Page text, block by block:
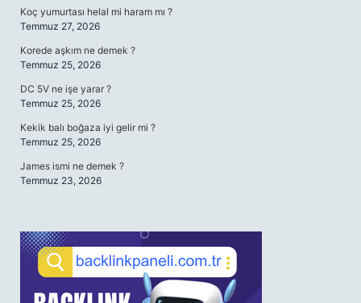
Koç yumurtası helal mi haram mı ?
Temmuz 27, 2026
Korede aşkım ne demek ?
Temmuz 25, 2026
DC 5V ne işe yarar ?
Temmuz 25, 2026
Kekik balı boğaza iyi gelir mi ?
Temmuz 25, 2026
James ismi ne demek ?
Temmuz 23, 2026